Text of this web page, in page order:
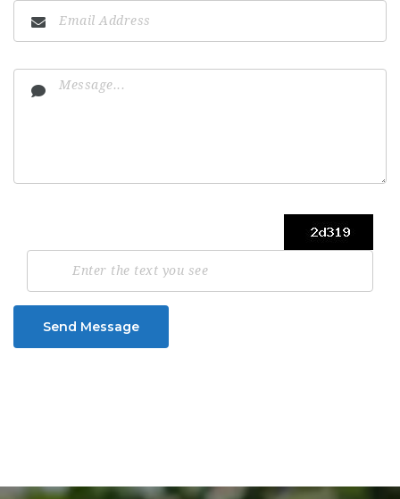
Send Message